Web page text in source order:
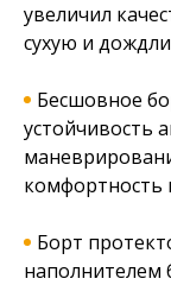
увеличил
сухую и
Бесшовное
устойчивость
комфортность
Борт
наполнителем